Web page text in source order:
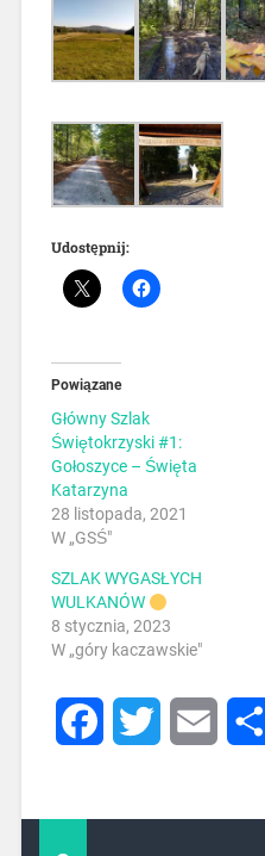
Udostępnij:
Powiązane
Główny Szlak
Świętokrzyski #1:
Gołoszyce – Święta
Katarzyna
28 listopada, 2021
W „GSŚ"
SZLAK WYGASŁYCH
WULKANÓW
8 stycznia, 2023
W „góry kaczawskie"
FacebookTwitter Email